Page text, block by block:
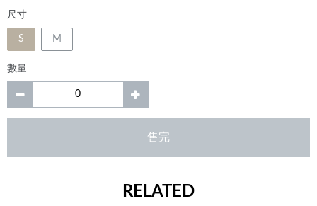
尺寸
S M
數量
售完
RELATED